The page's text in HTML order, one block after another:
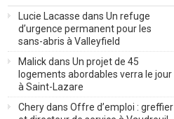
Lucie Lacasse dans Un refuge
d’urgence permanent pour les
sans-abris à Valleyfield
Malickdans Un projet de 45
logements abordables verra le jour
à Saint-Lazare
Cherydans Offre d’emploi : greffier